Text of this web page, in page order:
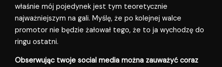
właśnie mój pojedynek jest tym teoretycznie
najważniejszym na gali. Myślę, że po kolejnej walce
promotor nie będzie żałował tego, że to ja wychodzę do
ringu ostatni.
Obserwując twoje social media można zauważyć coraz